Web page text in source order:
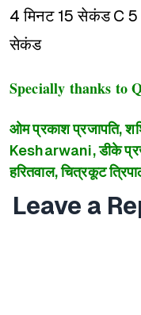
4 मिनट 15 सेकंड C
सेकंड
Specially thanks to
ओम प्रकाश प्रजापति,
Kesharwani, डीके
हरितवाल, चित्रकूट
Leave a